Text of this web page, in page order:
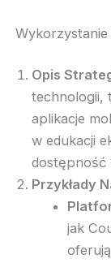
Opis
technologii,
aplikacje
w edukacji
dostępność
Przykłady
jak